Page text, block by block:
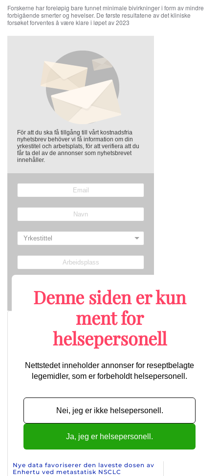
Forskerne har foreløpig bare funnet minimale bivirkninger i form av mindre
forbigående smerter og hevelser. De første resultatene av det kliniske
forsøket forventes å være klare i løpet av 2023
För att du ska få tillgång till vårt kostnadsfria
nyhetsbrev behöver vi få information om din
yrkestitel och arbetsplats, för att verifiera att du
får ta del av de annonser som nyhetsbrevet
innehåller.
Nyheter om lungekreft
Lengre ventet godkjenning: Nå kan
Retsevmo brukes til behandling av tre
forskjellige kreftformer
Ny lungekreftstudie har tatt i bruk av
Telisotuzumab vedotin viser lovende effekt
Nye data favoriserer den laveste dosen av
Enhertu ved metastatisk NSCLC
Denne siden er kun
ment for
helsepersonell
Nettstedet inneholder annonser for reseptbelagte
legemidler, som er forbeholdt helsepersonell.
Nei, jeg er ikke helsepersonell.
Ja, jeg er helsepersonell.